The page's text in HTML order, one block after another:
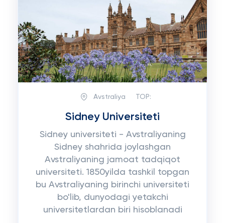
Avstraliya TOP:
Sidney Universiteti
Sidney universiteti - Avstraliyaning
Sidney shahrida joylashgan
Avstraliyaning jamoat tadqiqot
universiteti. 1850yilda tashkil topgan
bu Avstraliyaning birinchi universiteti
bo'lib, dunyodagi yetakchi
universitetlardan biri hisoblanadi